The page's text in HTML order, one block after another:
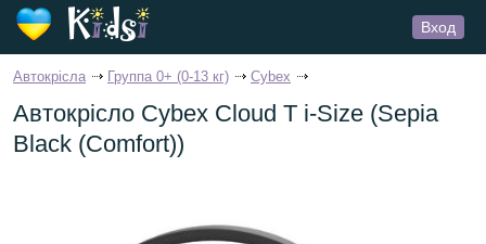
Вход
Автокрісла Группа 0+ (0-13 кг) Cybex
Автокрісло Cybex Cloud T i-Size (Sepia
Black (Comfort))